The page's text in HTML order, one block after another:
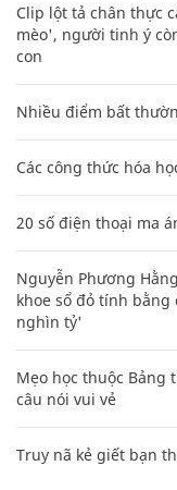
Clip lột tả chân thực
mèo', người tinh ý
con
Nhiều điểm bất
Các công thức hóa
20 số điện thoại ma
Nguyễn Phương
khoe sổ đỏ tính
nghìn tỷ'
Mẹo học thuộc Bảng
câu nói vui vẻ
Truy nã kẻ giết bạn